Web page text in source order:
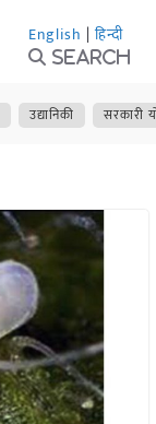
English | हिन्दी
Search
उद्यानिकी सरकारी